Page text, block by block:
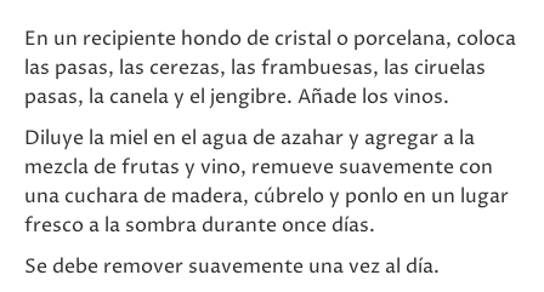
En un recipiente hondo de cristal o porcelana, coloca
las pasas, las cerezas, las frambuesas, las ciruelas
pasas, la canela y el jengibre. Añade los vinos.
Diluye la miel en el agua de azahar y agregar a la
mezcla de frutas y vino, remueve suavemente con
una cuchara de madera, cúbrelo y ponlo en un lugar
fresco a la sombra durante once días.
Se debe remover suavemente una vez al día.